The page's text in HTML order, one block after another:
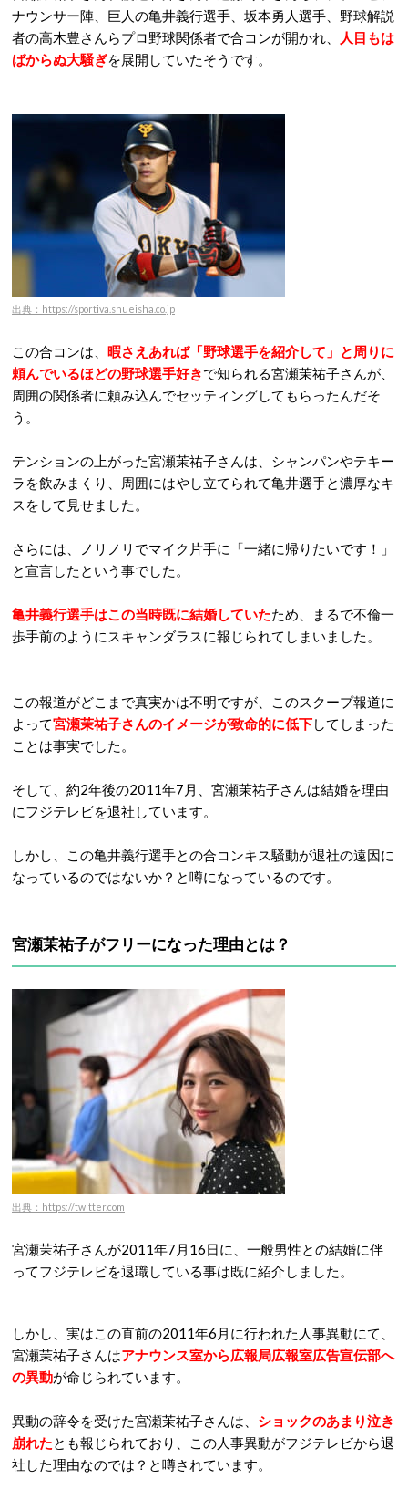
ナウンサー陣、巨人の亀井義行選手、坂本勇人選手、野球解説
者の高木豊さんらプロ野球関係者で合コンが開かれ、
人目もは
ばからぬ大騒ぎを展開していたそうです。
出典：https://sportiva.shueisha.co.jp
この合コンは、 暇さえあれば「野球選手を紹介して」と周りに
頼んでいるほどの野球選手好きで知られる宮瀬茉祐子さんが、
周囲の関係者に頼み込んでセッティングしてもらったんだそ
う。
テンションの上がった宮瀬茉祐子さんは、シャンパンやテキー
ラを飲みまくり、周囲にはやし立てられて亀井選手と濃厚なキ
スをして見せました。
さらには、ノリノリでマイク片手に「一緒に帰りたいです！」
と宣言したという事でした。
亀井義行選手はこの当時既に結婚していたため、まるで不倫一
歩手前のようにスキャンダラスに報じられてしまいました。
この報道がどこまで真実かは不明ですが、このスクープ報道に
よって宮瀬茉祐子さんのイメージが致命的に低下してしまった
ことは事実でした。
そして、約2年後の2011年7月、宮瀬茉祐子さんは結婚を理由
にフジテレビを退社しています。
しかし、この亀井義行選手との合コンキス騒動が退社の遠因に
なっているのではないか？と噂になっているのです。
宮瀬茉祐子がフリーになった理由とは？
出典：https://twitter.com
宮瀬茉祐子さんが2011年7月16日に、一般男性との結婚に伴
ってフジテレビを退職している事は既に紹介しました。
しかし、実はこの直前の2011年6月に行われた人事異動にて、
宮瀬茉祐子さんはアナウンス室から広報局広報室広告宣伝部へ
の異動が命じられています。
異動の辞令を受けた宮瀬茉祐子さんは、 ショックのあまり泣き
崩れたとも報じられており、この人事異動がフジテレビから退
社した理由なのでは？と噂されています。